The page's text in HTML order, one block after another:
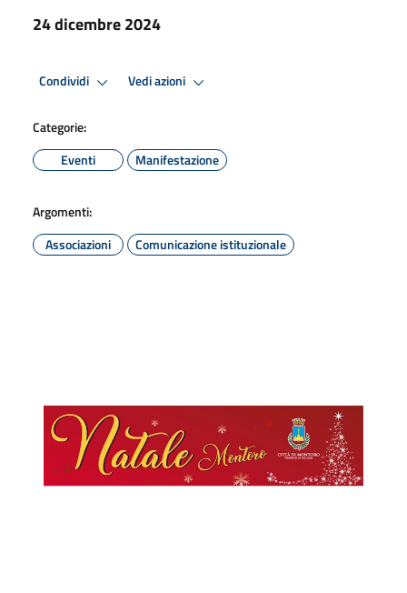
24 dicembre 2024
Condividi Vedi azioni
Categorie:
Eventi
Manifestazione
Argomenti:
Associazioni
Comunicazione istituzionale